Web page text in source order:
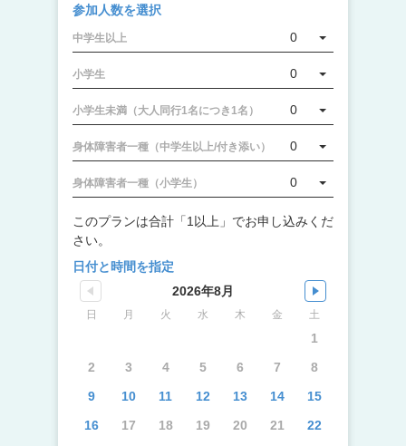
参加人数を選択
中学生以上 0
小学生 0
小学生未満（大人同行1名につき1名） 0
身体障害者一種（中学生以上/付き添い） 0
身体障害者一種（小学生） 0
このプランは合計「1以上」でお申し込みくだ
さい。
日付と時間を指定
2026年8月
日 月 火 水 木 金 土
1
2
3 4 5 6 7
8
9
10 11 12 13 14
15
16
17 18 19 20 21
22